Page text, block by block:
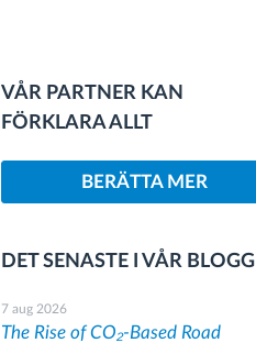
VÅR PARTNER KAN
FÖRKLARA ALLT
BERÄTTA MER
DET SENASTE I VÅR BLOGG
7 aug 2026
The Rise of CO₂-Based Road